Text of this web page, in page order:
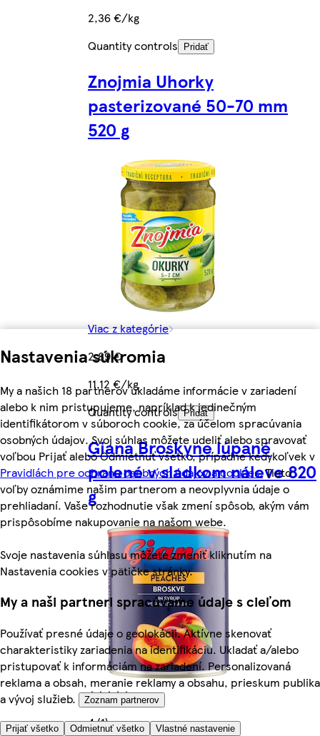
Nastavenia súkromia
My a našich 18 partnerov ukladáme informácie v zariadení
alebo k nim pristupujeme, napríklad k jedinečným
identifikátorom v súboroch cookie, za účelom spracúvania
osobných údajov. Svoj súhlas môžete udeliť alebo spravovať
voľbou Prijať alebo Odmietnuť všetko, prípadne kedykoľvek v
Pravidlách pre ochranu osobných údajov a cookies.Tieto
voľby oznámime našim partnerom a neovplyvnia údaje o
prehliadaní. Vaše rozhodnutie však zmení spôsob, akým vám
prispôsobíme nakupovanie na našom webe.
Svoje nastavenia súhlasu môžete zmeniť kliknutím na
Nastavenia cookies v pätičke stránky.
My a naši partneri spracúvame údaje s cieľom
Používať presné údaje o geolokácii. Aktívne skenovať
charakteristiky zariadenia na identifikáciu. Ukladať a/alebo
pristupovať k informáciám na zariadení. Personalizovaná
reklama a obsah, meranie reklamy a obsahu, prieskum publika
a vývoj služieb.
Zoznam partnerov
Prijať všetko Odmietnuť všetko Vlastné nastavenie
2,36 €/kg
Quantity controls
Pridať
Znojmia Uhorky
pasterizované 50-70 mm
520 g
Viac z kategórie
2,89 €
11,12 €/kg
Quantity controls Pridať
Giana Broskyne lúpané
polené v sladkom náleve 820
g
4 (1)